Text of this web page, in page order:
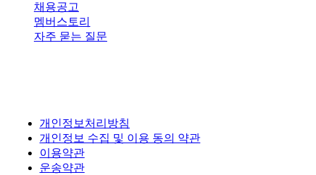
채용공고
멤버스토리
자주 묻는 질문
개인정보처리방침
개인정보 수집 및 이용 동의 약관
이용약관
운송약관